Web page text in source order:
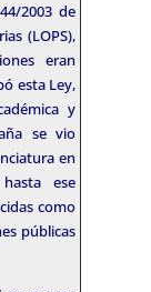
2003 de
(LOPS),
eran
esta Ley,
y
se vio
en
ese
como
públicas